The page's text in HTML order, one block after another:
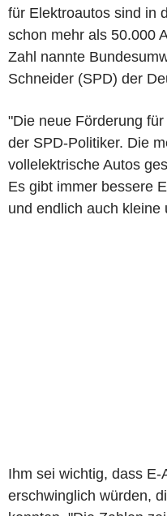
für Elektroautos sind in
schon mehr als 50.000
Zahl nannte
Schneider (SPD) der
"Die neue Förderung
der SPD-Politiker. Die
vollelektrische Autos
Es gibt immer bessere
und endlich auch kleine
Ihm sei wichtig, dass
erschwinglich würden,